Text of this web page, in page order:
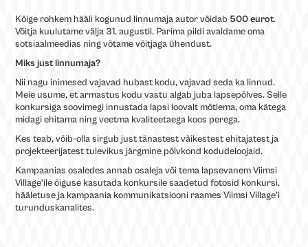
Kõige rohkem hääli kogunud linnumaja autor võidab 500 eurot.
Võitja kuulutame välja 31. augustil. Parima pildi avaldame oma
sotsiaalmeedias ning võtame võitjaga ühendust.
Miks just linnumaja?
Nii nagu inimesed vajavad hubast kodu, vajavad seda ka linnud.
Meie usume, et armastus kodu vastu algab juba lapsepõlves. Selle
konkursiga soovimegi innustada lapsi loovalt mõtlema, oma kätega
midagi ehitama ning veetma kvaliteetaega koos perega.
Kes teab, võib-olla sirgub just tänastest väikestest ehitajatest ja
projekteerijatest tulevikus järgmine põlvkond kodudeloojaid.
Kampaanias osaledes annab osaleja või tema lapsevanem Viimsi
Village’ile õiguse kasutada konkursile saadetud fotosid konkursi,
hääletuse ja kampaania kommunikatsiooni raames Viimsi Village’i
turunduskanalites.